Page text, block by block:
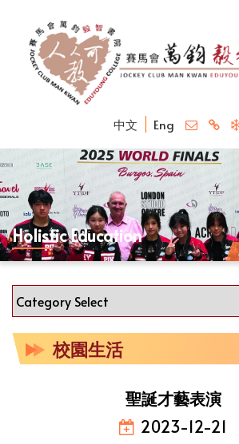
中文 Eng
Holistic Education
校園生活
聖誕才藝表演
2023-12-21